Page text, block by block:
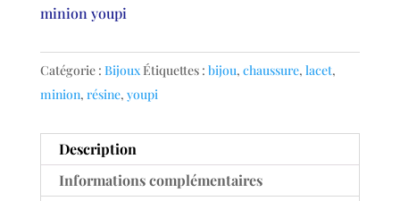
minion youpi
Catégorie : Bijoux Étiquettes : bijou, chaussure, lacet,
minion, résine, youpi
Description
Informations complémentaires